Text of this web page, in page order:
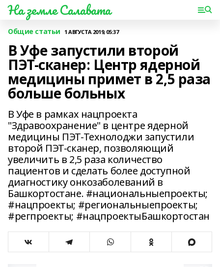
На земле Салавата
Общие статьи 1 АВГУСТА 2019, 05:37
В Уфе запустили второй
ПЭТ-сканер: Центр ядерной
медицины примет в 2,5 раза
больше больных
В Уфе в рамках нацпроекта
"Здравоохранение" в центре ядерной
медицины ПЭТ-Технолоджи запустили
второй ПЭТ-сканер, позволяющий
увеличить в 2,5 раза количество
пациентов и сделать более доступной
диагностику онкозаболеваний в
Башкортостане. #национальныепроекты;
#нацпроекты; #региональныепроекты;
#регпроекты; #нацпроектыБашкортостан